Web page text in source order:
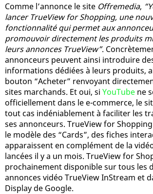
Comme l’annonce le site Offremedia,
lancer TrueView for Shopping, une
fonctionnalité qui permet aux
promouvoir directement les produits
leurs annonces TrueView”.
annonceurs peuvent ainsi introduire
informations dédiées à leurs produits,
bouton “Acheter” renvoyant
sites marchands. Et oui, si YouTube ne
officiellement dans le e-commerce, le
tout cas indéniablement à faciliter les
ses annonceurs. TrueView for
le modèle des “Cards”, des fiches
apparaissent en complément de la
lancées il y a un mois. TrueView for
prochainement disponible sur tous les
annonces vidéo TrueView InStream et
Display de Google.